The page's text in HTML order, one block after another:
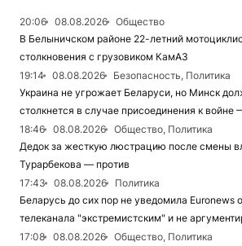
20:06 08.08.2026
Общество
В Белыничском районе 22-летний
столкновения с грузовиком КамАЗ
19:14
08.08.2026
Безопасность, Политика
Украина не угрожает Беларуси, но Минск
столкнется в случае присоединения к
18:46
08.08.2026
Общество, Политика
Дедок за жесткую люстрацию после смены
Турарбекова — против
17:43
08.08.2026
Политика
Беларусь до сих пор не уведомила Euronews
телеканала "экстремистским" и не
17:08
08.08.2026
Общество, Политика